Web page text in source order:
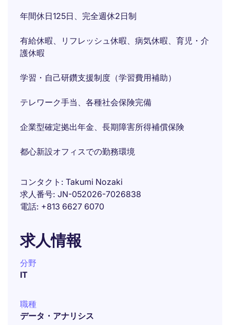
年間休日125日、完全週休2日制
有給休暇、リフレッシュ休暇、病気休暇、育児・介
護休暇
学習・自己研鑽支援制度（学習費用補助）
テレワーク手当、各種社会保険完備
企業型確定拠出年金、長期障害所得補償保険
都心新設オフィスでの勤務環境
コンタクト
Takumi Nozaki
求人番号 JN-052026-7026838
電話 +813 6627 6070
求人情報
分野
IT
職種
データ・アナリシス